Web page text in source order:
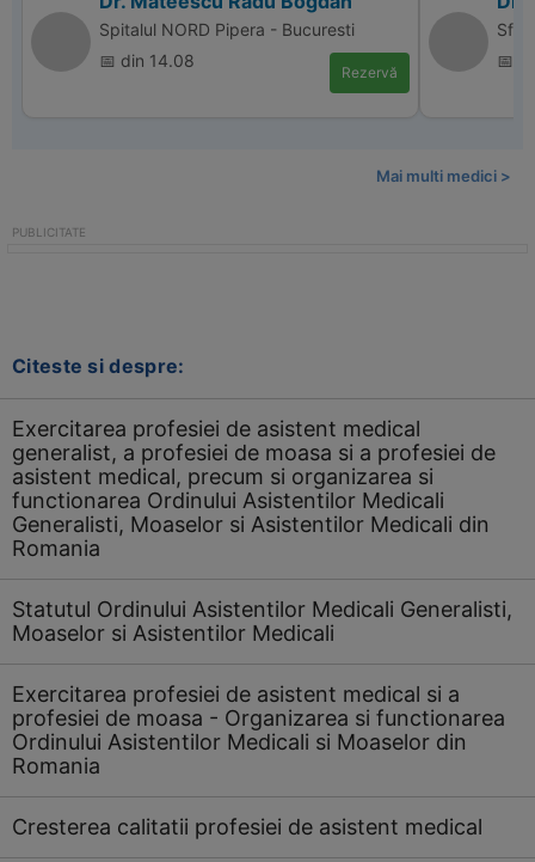
Spitalul NORD Pipera - Bucuresti
📅 din 14.08
Rezervă
📅
Mai multi medici >
Citeste si despre:
Exercitarea profesiei de asistent medical
generalist, a profesiei de moasa si a profesiei de
asistent medical, precum si organizarea si
functionarea Ordinului Asistentilor Medicali
Generalisti, Moaselor si Asistentilor Medicali din
Romania
Statutul Ordinului Asistentilor Medicali Generalisti,
Moaselor si Asistentilor Medicali
Exercitarea profesiei de asistent medical si a
profesiei de moasa - Organizarea si functionarea
Ordinului Asistentilor Medicali si Moaselor din
Romania
Cresterea calitatii profesiei de asistent medical